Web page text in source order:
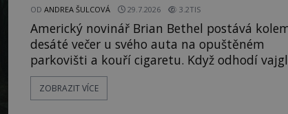
ODANDREA ŠULCOVÁ 29.7.2026 3.2TIS
Americký novinář Brian Bethel postává
desáté večer u svého auta na opuštěném
parkovišti a kouří cigaretu. Když odhodí
chystá se nastoupit do auta, přijdou k němu
mladí chlapci, kterým může být okolo 14 let.
ZOBRAZIT VÍCE